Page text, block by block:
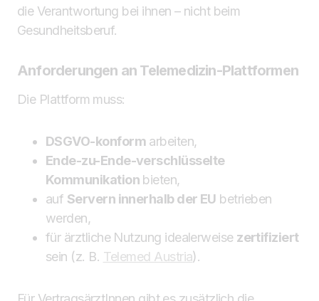
die Verantwortung bei ihnen – nicht beim
Gesundheitsberuf.
Anforderungen an Telemedizin-Plattformen
Die Plattform muss:
DSGVO-konformarbeiten,
Ende-zu-Ende-verschlüsselte
Kommunikationbieten,
auf Servern innerhalb der EU betrieben
werden,
für ärztliche Nutzung idealerweise zertifiziert
sein (z. B. Telemed Austria).